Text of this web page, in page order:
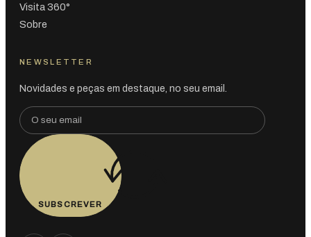
Visita 360°
Sobre
NEWSLETTER
Novidades e peças em destaque, no seu email.
SUBSCREVER